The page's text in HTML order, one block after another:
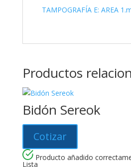
TAMPOGRAFÍA E: AREA
Productos
Bidón Sereok
Cotizar
Producto añadido
Lista